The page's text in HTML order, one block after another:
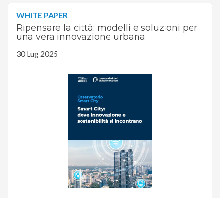
WHITE PAPER
Ripensare la città: modelli e soluzioni per
una vera innovazione urbana
30 Lug 2025